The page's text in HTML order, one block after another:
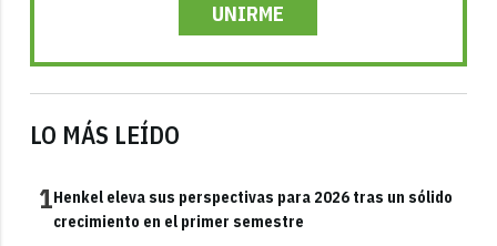
UNIRME
LO MÁS LEÍDO
1Henkel eleva sus perspectivas para 2026 tras un sólido
crecimiento en el primer semestre